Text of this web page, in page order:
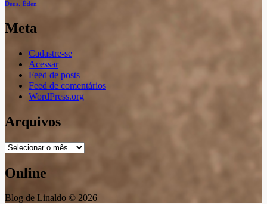
Deus.
Éden
Meta
Cadastre-se
Acessar
Feed de posts
Feed de comentários
WordPress.org
Arquivos
Arquivos
Online
Blog de Linaldo © 2026